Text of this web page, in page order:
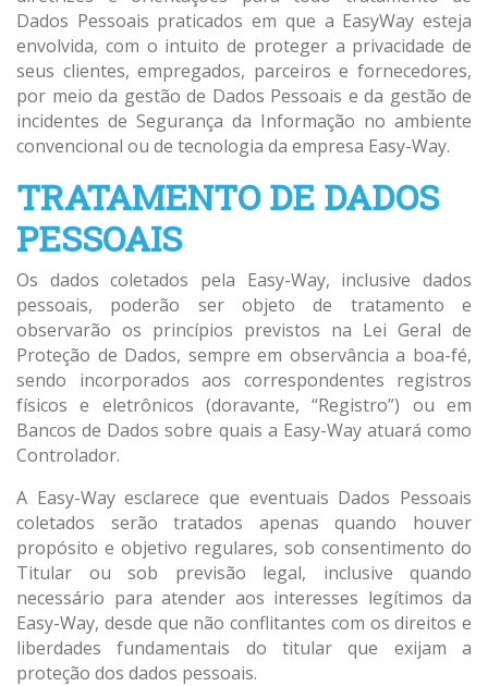
Dados Pessoais praticados em que a EasyWay esteja
envolvida, com o intuito de proteger a privacidade de
seus clientes, empregados, parceiros e fornecedores,
por meio da gestão de Dados Pessoais e da gestão de
incidentes de Segurança da Informação no ambiente
convencional ou de tecnologia da empresa Easy-Way.
TRATAMENTO DE DADOS
PESSOAIS
Os dados coletados pela Easy-Way, inclusive dados
pessoais, poderão ser objeto de tratamento e
observarão os princípios previstos na Lei Geral de
Proteção de Dados, sempre em observância a boa-fé,
sendo incorporados aos correspondentes registros
físicos e eletrônicos (doravante, “Registro”) ou em
Bancos de Dados sobre quais a Easy-Way atuará como
Controlador.
A Easy-Way esclarece que eventuais Dados Pessoais
coletados serão tratados apenas quando houver
propósito e objetivo regulares, sob consentimento do
Titular ou sob previsão legal, inclusive quando
necessário para atender aos interesses legítimos da
Easy-Way, desde que não conflitantes com os direitos e
liberdades fundamentais do titular que exijam a
proteção dos dados pessoais.